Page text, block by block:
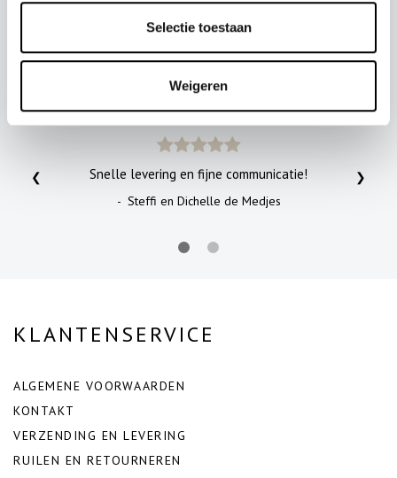
Selectie toestaan
Weigeren
DIT ZEGGEN KAE'S
KLANTEN
Snelle levering en fijne communicatie!
- Steffi en Dichelle de Medjes
❮ ❯
KLANTENSERVICE
ALGEMENE VOORWAARDEN
KONTAKT
VERZENDING EN LEVERING
RUILEN EN RETOURNEREN